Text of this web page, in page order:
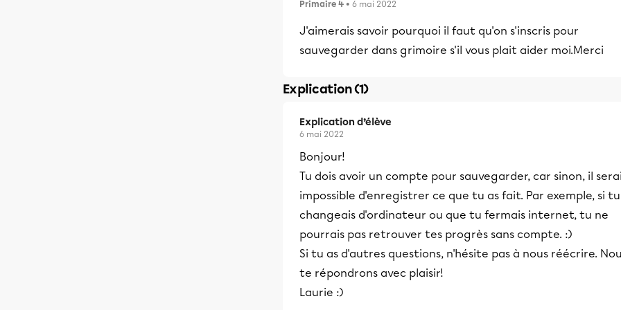
Primaire 4 • 6 mai 2022
J'aimerais savoir pourquoi il faut qu'on s'inscris pour
sauvegarder dans grimoire s'il vous plait aider moi.Merci
Explication (1)
Explication d’élève
6 mai 2022
Bonjour!
Tu dois avoir un compte pour sauvegarder, car sinon, il
impossible d'enregistrer ce que tu as fait. Par exemple, si tu
changeais d'ordinateur ou que tu fermais internet, tu ne
pourrais pas retrouver tes progrès sans compte. :)
Si tu as d'autres questions, n'hésite pas à nous réécrire.
te répondrons avec plaisir!
Laurie :)